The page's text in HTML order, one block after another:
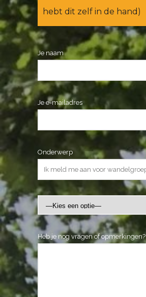
hebt dit zelf in de hand)
Je naam
Je e-mailadres
Onderwerp
Heb je nog vragen of opmerkingen?